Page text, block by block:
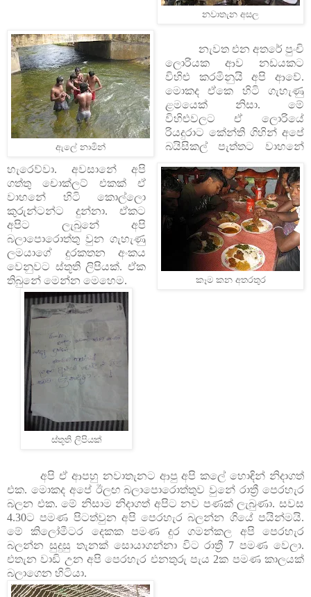
නවාතැන අසල
ඇලේ නාමින්
කෑම කන අතරතුර
නැවත එන අතරේ පුංචි
ලොරියක ආව නඩයකට
විහිළු කරමිනුයි අපි ආවේ.
මොකද ඒකෙ හිටි ගැහැණු
ළමයෙක් නිසා. මේ
විහිළුවලට ඒ ලොරියේ
රියදුරාට කේන්ති ගිහින් අපේ
බයිසිකල් පැත්තට වාහනේ
හැරෙව්වා. අවසානේ අපි
ගත්තු චොක්ලට් එකක් ඒ
වාහනේ හිටි කොල්ලො
කුරුන්ටන්ට දුන්නා. ඒකට
අපිට ලැබුනේ අපි
බලාපොරොත්තු වුන ගැහැණු
ලමයාගේ දුරකතන අංකය
වෙනුවට ස්තූති ලිපියක්. ඒක
තිබුනේ මෙන්න මෙහෙම.
ස්තූති ලිපියක්
අපි ඒ ආපහු නවාතැනට ආපු අපි කලේ හොඳින් නිදාගත්
එක. මොකද අපේ ඊලඟ බලාපොරොත්තුව වුනේ රාත්‍රී පෙරහැර
බලන එක. මේ නිසාම නිදාගත් අපිට නව පණක් ලැබුණා. සවස
4.30ට පමණ පිටත්වුන අපි පෙරහැර බලන්න ගියේ පයින්මයි.
මේ කිලෝමීටර දෙකක පමණ දුර ගමන්කල අපි පෙරහැර
බලන්න සුදුසු තැනක් සොයාගන්නා විට රාත්‍රී 7 පමණ වෙලා.
එතැන වාඩි උන අපි පෙරහැර එනතුරු පැය 2ක පමණ කාලයක්
බලාගෙන හිටියා.